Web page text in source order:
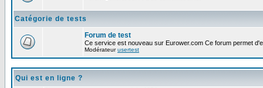
Catégorie de tests
Forum de test
Ce service est nouveau sur Eurower.com Ce forum permet
Modérateurusertest
Qui est en ligne ?